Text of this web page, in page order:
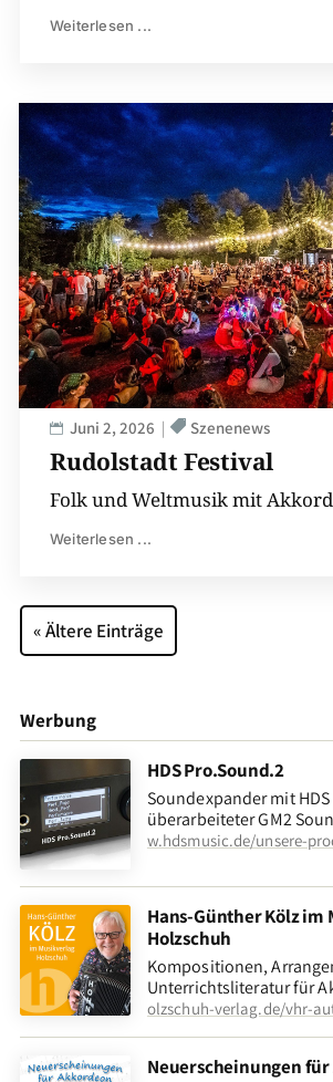
Weiterlesen ...
Rudolstadt Festival
Juni 2, 2026 Szenenews
Folk und Weltmusik mit
Weiterlesen ...
« Ältere Einträge
Werbung
HDS Pro.Sound.2
Soundexpander mit
überarbeiteter GM2
w.hdsmusic.de/unsere-
Hans-Günther Kölz im
Holzschuh
Kompositionen,
Unterrichtsliteratur für
olzschuh-verlag.de/vhr-
Neuerscheinungen